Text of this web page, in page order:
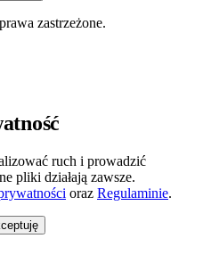
zastrzeżone.
ruch i prowadzić
pliki działają zawsze.
oraz Regulaminie.